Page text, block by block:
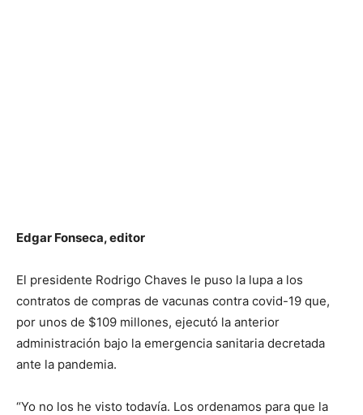
Edgar Fonseca, editor
El presidente Rodrigo Chaves le puso la lupa a los
contratos de compras de vacunas contra covid-19 que,
por unos de $109 millones, ejecutó la anterior
administración bajo la emergencia sanitaria decretada
ante la pandemia.
“Yo no los he visto todavía. Los ordenamos para que la